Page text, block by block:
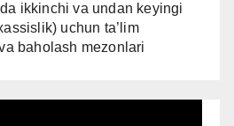
ikkinchi va undan keyingi
uchun ta’lim
baholash mezonlari